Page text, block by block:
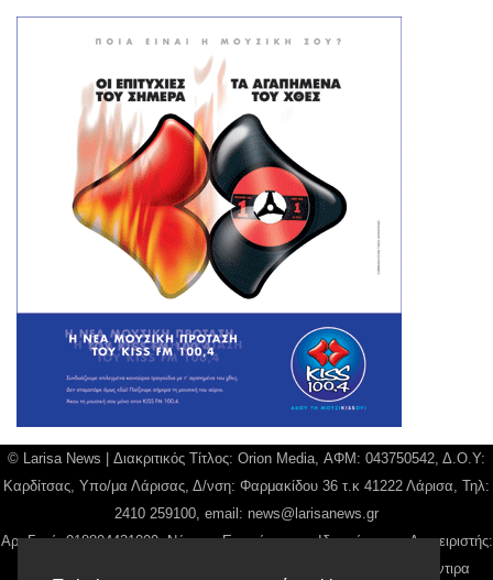
© Larisa News | Διακριτικός Τίτλος: Orion Media, ΑΦΜ: 043750542, Δ.Ο.Υ:
Καρδίτσας, Υπο/μα Λάρισας, Δ/νση: Φαρμακίδου 36 τ.κ 41222 Λάρισα, Τηλ:
2410 259100, email: news@larisanews.gr
Αρ. Γεμή: 018804431000, Νόμιμος Εκπρόσωπος, Ιδιοκτήτης και Διαχειριστής:
Παναγιώτης Φιλίππου, Διευθύντρια: Γιαννουσά Βασιλική, Διευθύντιρα